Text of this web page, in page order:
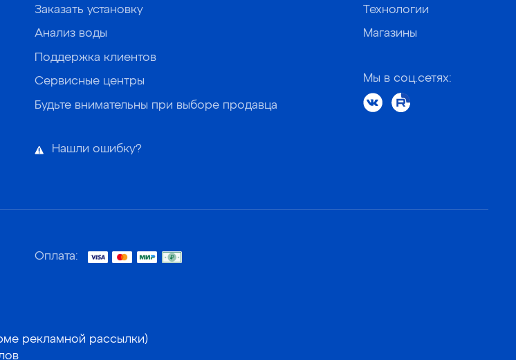
Заказать установку
Анализ воды
Поддержка клиентов
Сервисные центры
Будьте внимательны при выборе продавца
Нашли ошибку?
Технологии
Магазины
Мы в соц.сетях:
Оплата:
рекламной рассылки)